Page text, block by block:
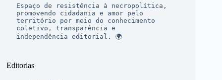
Espaço de resistência à necropolítica,
promovendo cidadania e amor pelo
território por meio do conhecimento
coletivo, transparência e
independência editorial. 🌍
Editorias